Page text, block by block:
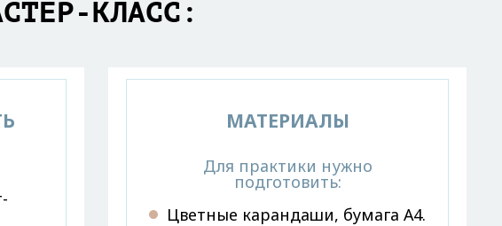
КЛАСС:
МАТЕРИАЛЫ
Для практики нужно
подготовить:
Цветные карандаши, бумага А4.